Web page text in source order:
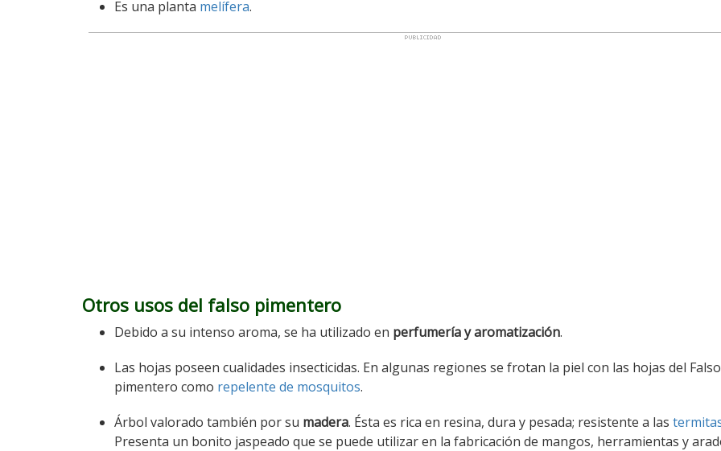
Es una planta melífera.
Otros usos del falso pimentero
Debido a su intenso aroma, se ha utilizado en perfumería y aromatización.
Las hojas poseen cualidades insecticidas. En algunas regiones se frotan la piel con las hojas del Falso
pimentero como repelente de mosquitos.
Árbol valorado también por su madera. Ésta es rica en resina, dura y pesada; resistente a las
Presenta un bonito jaspeado que se puede utilizar en la fabricación de mangos, herramientas y